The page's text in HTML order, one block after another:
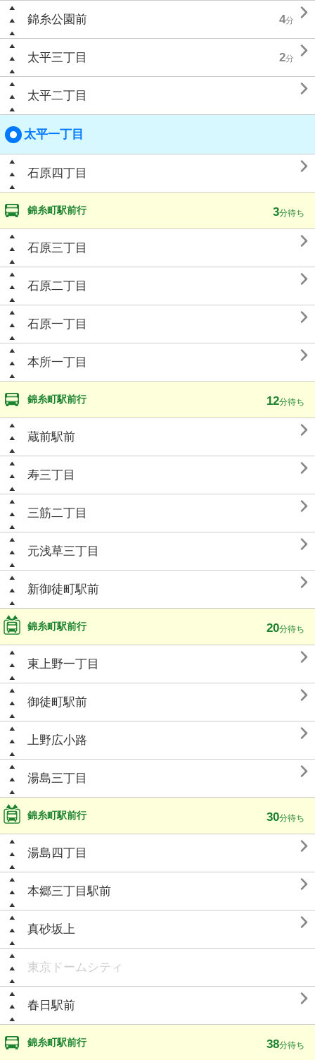
錦糸公園前 4分 
太平三丁目 2分 
太平二丁目 
太平一丁目
石原四丁目 
錦糸町駅前行 3分待ち
石原三丁目 
石原二丁目 
石原一丁目 
本所一丁目 
錦糸町駅前行 12分待ち
蔵前駅前 
寿三丁目 
三筋二丁目 
元浅草三丁目 
新御徒町駅前 
錦糸町駅前行 20分待ち
東上野一丁目 
御徒町駅前 
上野広小路 
湯島三丁目 
錦糸町駅前行 30分待ち
湯島四丁目 
本郷三丁目駅前 
真砂坂上 
東京ドームシティ
春日駅前 
錦糸町駅前行 38分待ち